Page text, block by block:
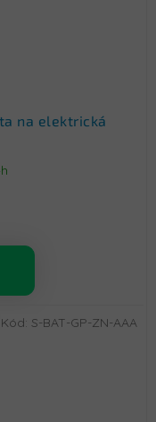
na elektrická
Kód: S-BAT-GP-ZN-AAA